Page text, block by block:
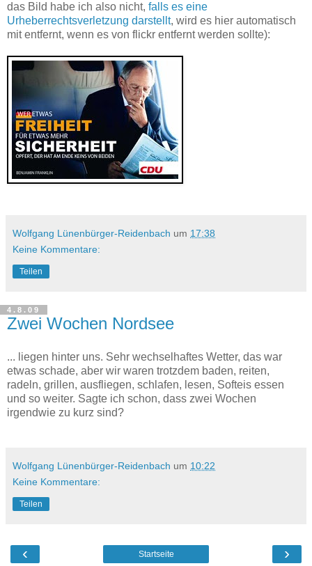
das Bild habe ich also nicht, falls es eine
Urheberrechtsverletzung darstellt, wird es hier automatisch
mit entfernt, wenn es von flickr entfernt werden sollte):
Wolfgang Lünenbürger-Reidenbach um 17:38
Keine Kommentare:
Teilen
4.8.09
Zwei Wochen Nordsee
... liegen hinter uns. Sehr wechselhaftes Wetter, das war
etwas schade, aber wir waren trotzdem baden, reiten,
radeln, grillen, ausfliegen, schlafen, lesen, Softeis essen
und so weiter. Sagte ich schon, dass zwei Wochen
irgendwie zu kurz sind?
Wolfgang Lünenbürger-Reidenbach um 10:22
Keine Kommentare:
Teilen
‹ ›
Startseite